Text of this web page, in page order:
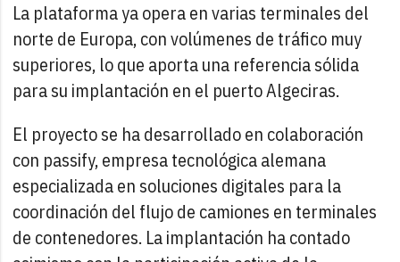
La plataforma ya opera en varias terminales del
norte de Europa, con volúmenes de tráfico muy
superiores, lo que aporta una referencia sólida
para su implantación en el puerto Algeciras.
El proyecto se ha desarrollado en colaboración
con passify, empresa tecnológica alemana
especializada en soluciones digitales para la
coordinación del flujo de camiones en terminales
de contenedores. La implantación ha contado